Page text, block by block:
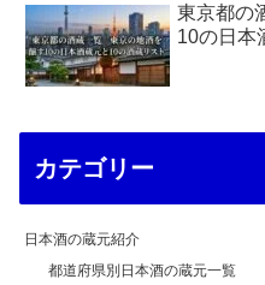
東京都の
10の日本
カテゴリー
日本酒の蔵元紹介
都道府県別日本酒の蔵元一覧